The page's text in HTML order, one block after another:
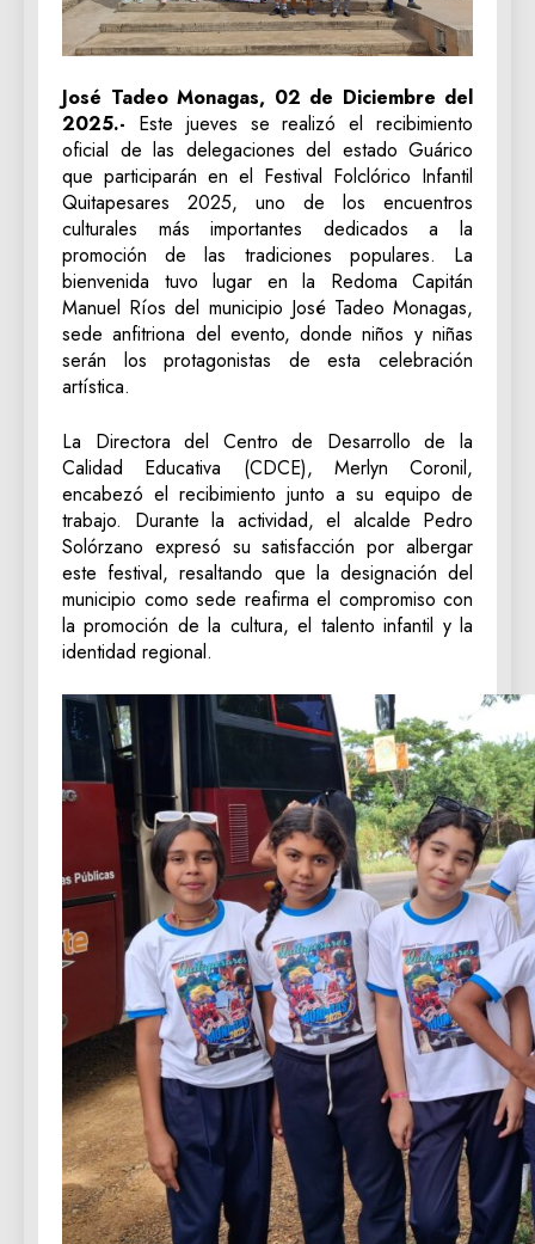
José Tadeo Monagas, 02 de Diciembre del
2025.- Este jueves se realizó el recibimiento
oficial de las delegaciones del estado Guárico
que participarán en el Festival Folclórico Infantil
Quitapesares 2025, uno de los encuentros
culturales más importantes dedicados a la
promoción de las tradiciones populares. La
bienvenida tuvo lugar en la Redoma Capitán
Manuel Ríos del municipio José Tadeo Monagas,
sede anfitriona del evento, donde niños y niñas
serán los protagonistas de esta celebración
artística.
La Directora del Centro de Desarrollo de la
Calidad Educativa (CDCE), Merlyn Coronil,
encabezó el recibimiento junto a su equipo de
trabajo. Durante la actividad, el alcalde Pedro
Solórzano expresó su satisfacción por albergar
este festival, resaltando que la designación del
municipio como sede reafirma el compromiso con
la promoción de la cultura, el talento infantil y la
identidad regional.